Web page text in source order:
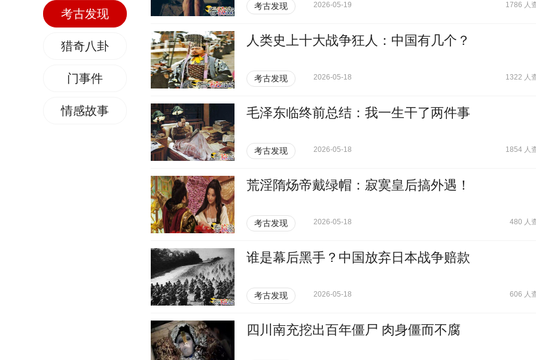
考古发现
猎奇八卦
门事件
情感故事
考古发现 2026-05-19 1786 人
人类史上十大战争狂人：中国有几个？
考古发现 2026-05-18 1322 人
毛泽东临终前总结：我一生干了两件事
考古发现 2026-05-18 1854 人
荒淫隋炀帝戴绿帽：寂寞皇后搞外遇！
考古发现 2026-05-18 480 人
谁是幕后黑手？中国放弃日本战争赔款
考古发现 2026-05-18 606 人
四川南充挖出百年僵尸 肉身僵而不腐